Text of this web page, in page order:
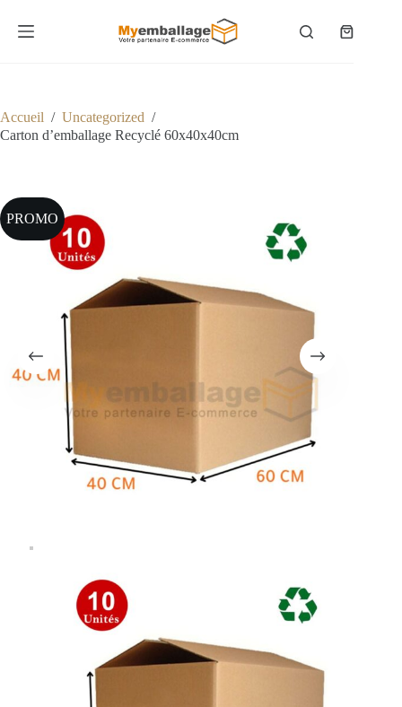
contenu
Panier
Accueil / Uncategorized /
Carton d’emballage Recyclé 60x40x40cm
PROMO